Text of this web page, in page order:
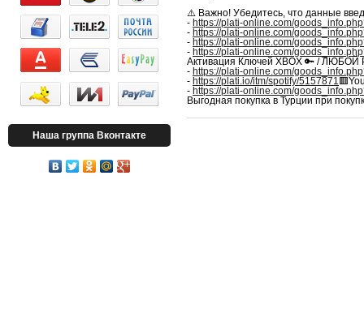
Наша группа Вконтакте
⚠️ Важно! Убедитесь, что данные
- https://plati-online.com/
- https://plati-online.com/
- https://plati-online.com/
- https://plati-online.com/
Активация Ключей XBOX 🔑 /
- https://plati-online.com/
- https://plati.io/itm/spotify/5157871
- https://plati-online.com/
Выгодная покупка в Турции при